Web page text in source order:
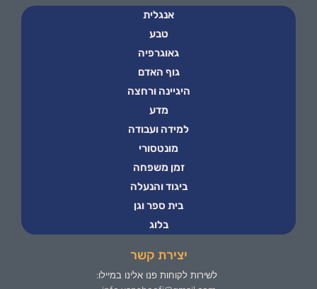
אנגלית
טבע
גאוגרפיה
גוף האדם
היגיינה ורחצה
מדע
למידה ועבודה
מונטסורי
זמן משפחה
ביגוד והנעלה
בית ספר וגן
בלוג
יצירת קשר
לשירות לקוחות פנו אלינו במיילו: